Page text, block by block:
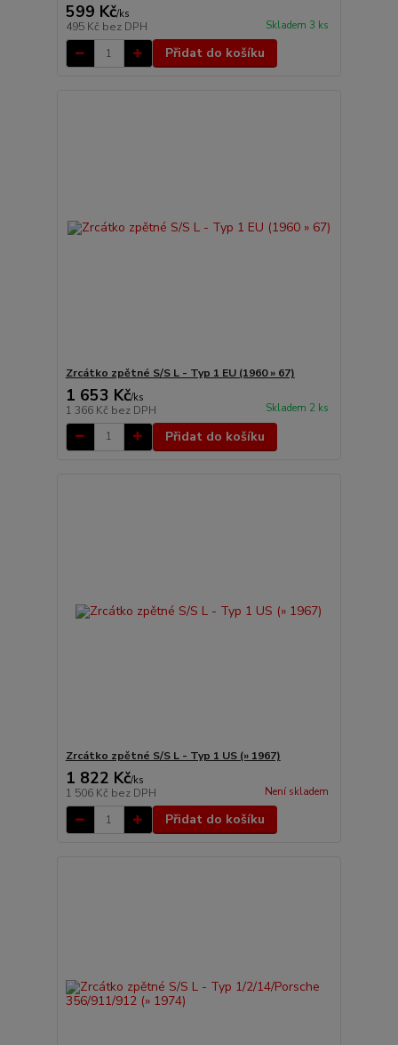
599 Kč/ks
495 Kč bez DPH Skladem 3 ks
Přidat do košíku
Zrcátko zpětné S/S L - Typ 1 EU (1960 » 67)
1 653 Kč/ks
1 366 Kč bez DPH Skladem 2 ks
Přidat do košíku
Zrcátko zpětné S/S L - Typ 1 US (» 1967)
1 822 Kč/ks
1 506 Kč bez DPH Není skladem
Přidat do košíku